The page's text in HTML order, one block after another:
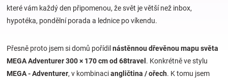
výbava
a
které vám každý den připomenou, že svět je větší než inbox,
hypotéka, pondělní porada a lednice po víkendu.
Přesně proto jsem si domů pořídil nástěnnou dřevěnou mapu světa
MEGA Adventurer 300 × 170 cm od 68travel . Konkrétně ve stylu
MEGA - Adventurer, v kombinaciangličtina / ořech. K tomu jsem